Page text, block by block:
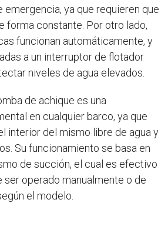
emergencia, ya que requieren que
forma constante. Por otro lado,
funcionan automáticamente, y
a un interruptor de flotador
niveles de agua elevados.
de achique es una
en cualquier barco, ya que
interior del mismo libre de agua y
Su funcionamiento se basa en
de succión, el cual es efectivo
ser operado manualmente o de
el modelo.